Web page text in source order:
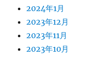
2024年1月
2023年12月
2023年11月
2023年10月